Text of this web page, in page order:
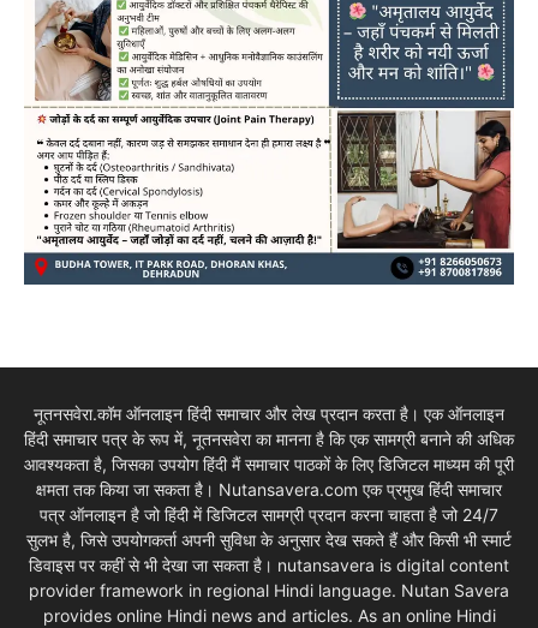
नूतनसवेरा.कॉम ऑनलाइन हिंदी समाचार और लेख प्रदान करता है। एक ऑनलाइन
हिंदी समाचार पत्र के रूप में, नूतनसवेरा का मानना है कि एक सामग्री बनाने की अधिक
आवश्यकता है, जिसका उपयोग हिंदी मैं समाचार पाठकों के लिए डिजिटल माध्यम की पूरी
क्षमता तक किया जा सकता है। Nutansavera.com एक प्रमुख हिंदी समाचार
पत्र ऑनलाइन है जो हिंदी में डिजिटल सामग्री प्रदान करना चाहता है जो 24/7
सुलभ है, जिसे उपयोगकर्ता अपनी सुविधा के अनुसार देख सकते हैं और किसी भी स्मार्ट
डिवाइस पर कहीं से भी देखा जा सकता है। nutansavera is digital content
provider framework in regional Hindi language. Nutan Savera
provides online Hindi news and articles. As an online Hindi